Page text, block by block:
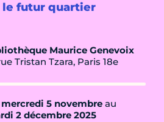
le futur quartier
Maurice Genevoix
Tristan Tzara, Paris 18e
mercredi 5 novembre au
2 décembre 2025